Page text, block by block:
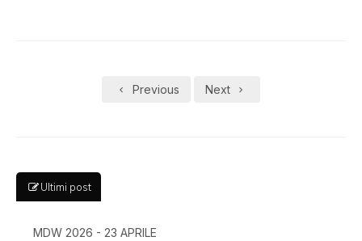
Previous Next
Ultimi post
MDW 2026 - 23 APRILE